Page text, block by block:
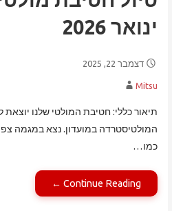
ינואר 2026
דצמבר 22, 2025
Mitsu
תיאור כללי: חטיבת המולטי שלנו יוצאת
המולטיסטרדה במועדון. נצא במגמה
כמו…
Continue Reading ←